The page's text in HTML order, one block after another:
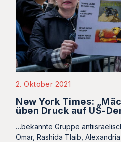
2. Oktober 2021
New York Times:
üben Druck auf US-
…bekannte Gruppe
Omar, Rashida Tlaib,